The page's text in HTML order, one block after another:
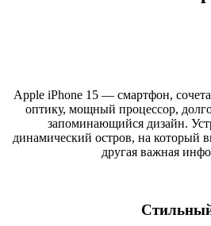
Apple iPhone 15 — смартфон,
оптику, мощный процессор,
запоминающийся дизайн.
динамический остров, на который
другая важная